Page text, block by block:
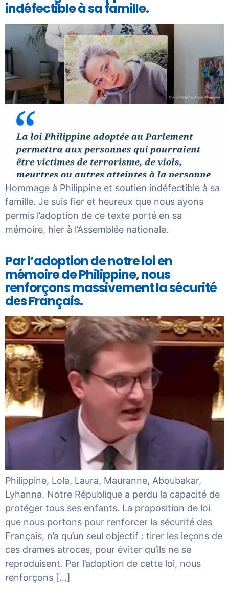
indéfectible à sa famille.
Hommage à Philippine et soutien indéfectible à sa
famille. Je suis fier et heureux que nous ayons
permis l’adoption de ce texte porté en sa
mémoire, hier à l’Assemblée nationale.
Par l’adoption de notre loi en
mémoire de Philippine, nous
renforçons massivement la sécurité
des Français.
Philippine, Lola, Laura, Mauranne, Aboubakar,
Lyhanna. Notre République a perdu la capacité de
protéger tous ses enfants. La proposition de loi
que nous portons pour renforcer la sécurité des
Français, n’a qu’un seul objectif : tirer les leçons de
ces drames atroces, pour éviter qu’ils ne se
reproduisent. Par l’adoption de cette loi, nous
renforçons […]